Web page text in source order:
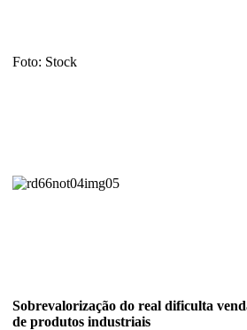
Foto: Stock
Sobrevalorização do real dificulta
de produtos industriais